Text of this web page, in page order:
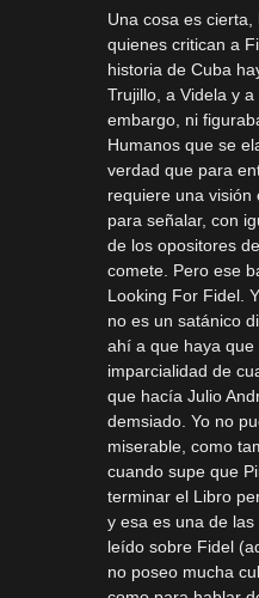
Una cosa es
quienes critican a
historia de Cuba
Trujillo, a Videla y
embargo, ni
Humanos que se
verdad que para
requiere una visión
para señalar, con
de los opositores
comete. Pero ese
Looking For Fidel.
no es un satánico
ahí a que haya
imparcialidad de
que hacía Julio
demsiado. Yo no
miserable, como
cuando supe que
terminar el Libro
y esa es una de
leído sobre Fidel
no poseo mucha